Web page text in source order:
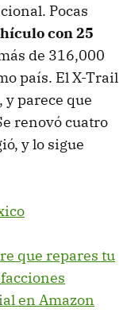
Pocas
con 25
de 316,000
país. El X-Trail
y parece que
renovó cuatro
y lo sigue
que repares tu
en Amazon